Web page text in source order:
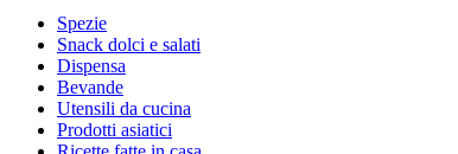
Spezie
Snack dolci e salati
Dispensa
Bevande
Utensili da cucina
Prodotti asiatici